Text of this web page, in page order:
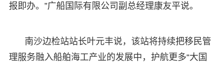
报即办。”广船国际有限公司副总经理康友平说。
南沙边检站站长叶元丰说，该站将持续把移民管
理服务融入船舶海工产业的发展中，护航更多“大国